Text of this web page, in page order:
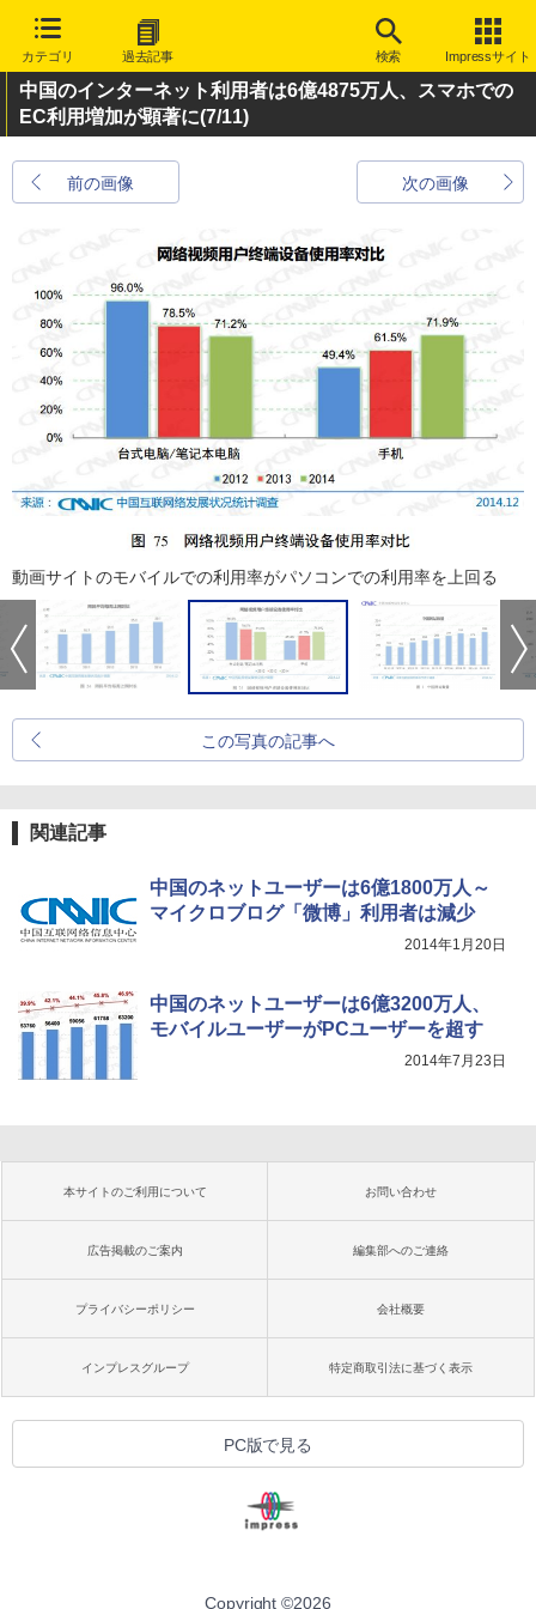
カテゴリ 過去記事 検索 Impressサイト
中国のインターネット利用者は6億4875万人、スマホでの
EC利用増加が顕著に(7/11)
前の画像 次の画像
動画サイトのモバイルでの利用率がパソコンでの利用率を上回る
この写真の記事へ
関連記事
中国のネットユーザーは6億1800万人～
マイクロブログ「微博」利用者は減少
2014年1月20日
中国のネットユーザーは6億3200万人、
モバイルユーザーがPCユーザーを超す
2014年7月23日
本サイトのご利用について お問い合わせ
広告掲載のご案内 編集部へのご連絡
プライバシーポリシー 会社概要
インプレスグループ 特定商取引法に基づく表示
PC版で見る
Copyright ©2026